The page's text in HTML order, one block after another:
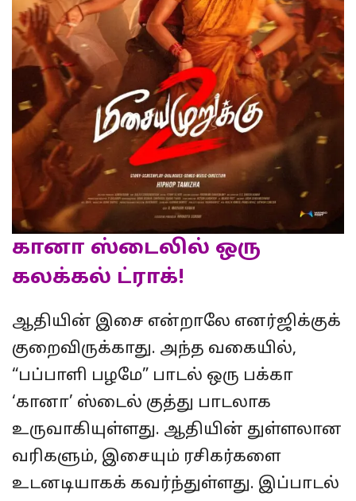
கானா ஸ்டைலில் ஒரு
கலக்கல் ட்ராக்!
ஆதியின் இசை என்றாலே எனர்ஜிக்குக்
குறைவிருக்காது. அந்த வகையில்,
“பப்பாளி பழமே” பாடல் ஒரு பக்கா
‘கானா’ ஸ்டைல் குத்து பாடலாக
உருவாகியுள்ளது. ஆதியின் துள்ளலான
வரிகளும், இசையும் ரசிகர்களை
உடனடியாகக் கவர்ந்துள்ளது. இப்பாடல்